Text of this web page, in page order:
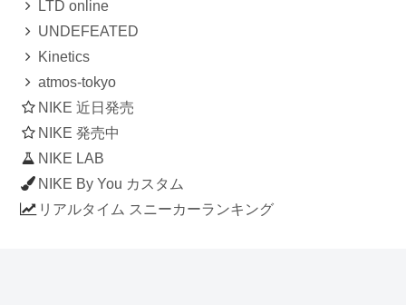
LTD online
UNDEFEATED
Kinetics
atmos-tokyo
NIKE 近日発売
NIKE 発売中
NIKE LAB
NIKE By You カスタム
リアルタイム スニーカーランキング